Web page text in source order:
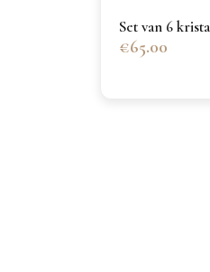
Set van 6
€65.00